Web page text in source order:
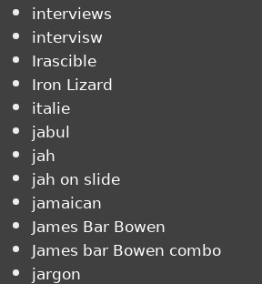
interviews
intervisw
Irascible
Iron Lizard
italie
jabul
jah
jah on slide
jamaican
James Bar Bowen
James bar Bowen combo
jargon